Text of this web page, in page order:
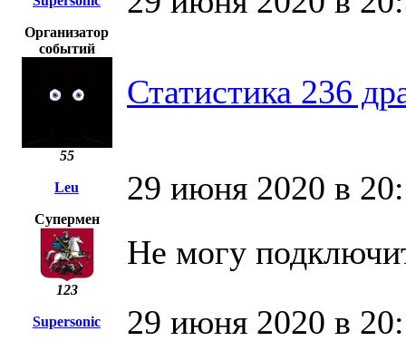
Организатор
событий
55
Статистика 236
Leu 29 июня 2020 в
Супермен
123
Не могу
Supersonic 29 июня 2020 в